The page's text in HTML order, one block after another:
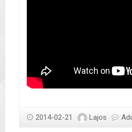
2014-02-21 Lajos